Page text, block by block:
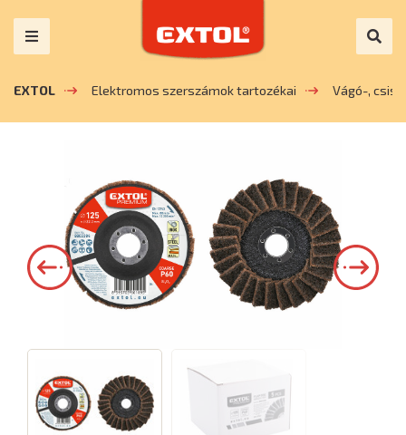
EXTOL Elektromos szerszámok tartozékai Vágó-,